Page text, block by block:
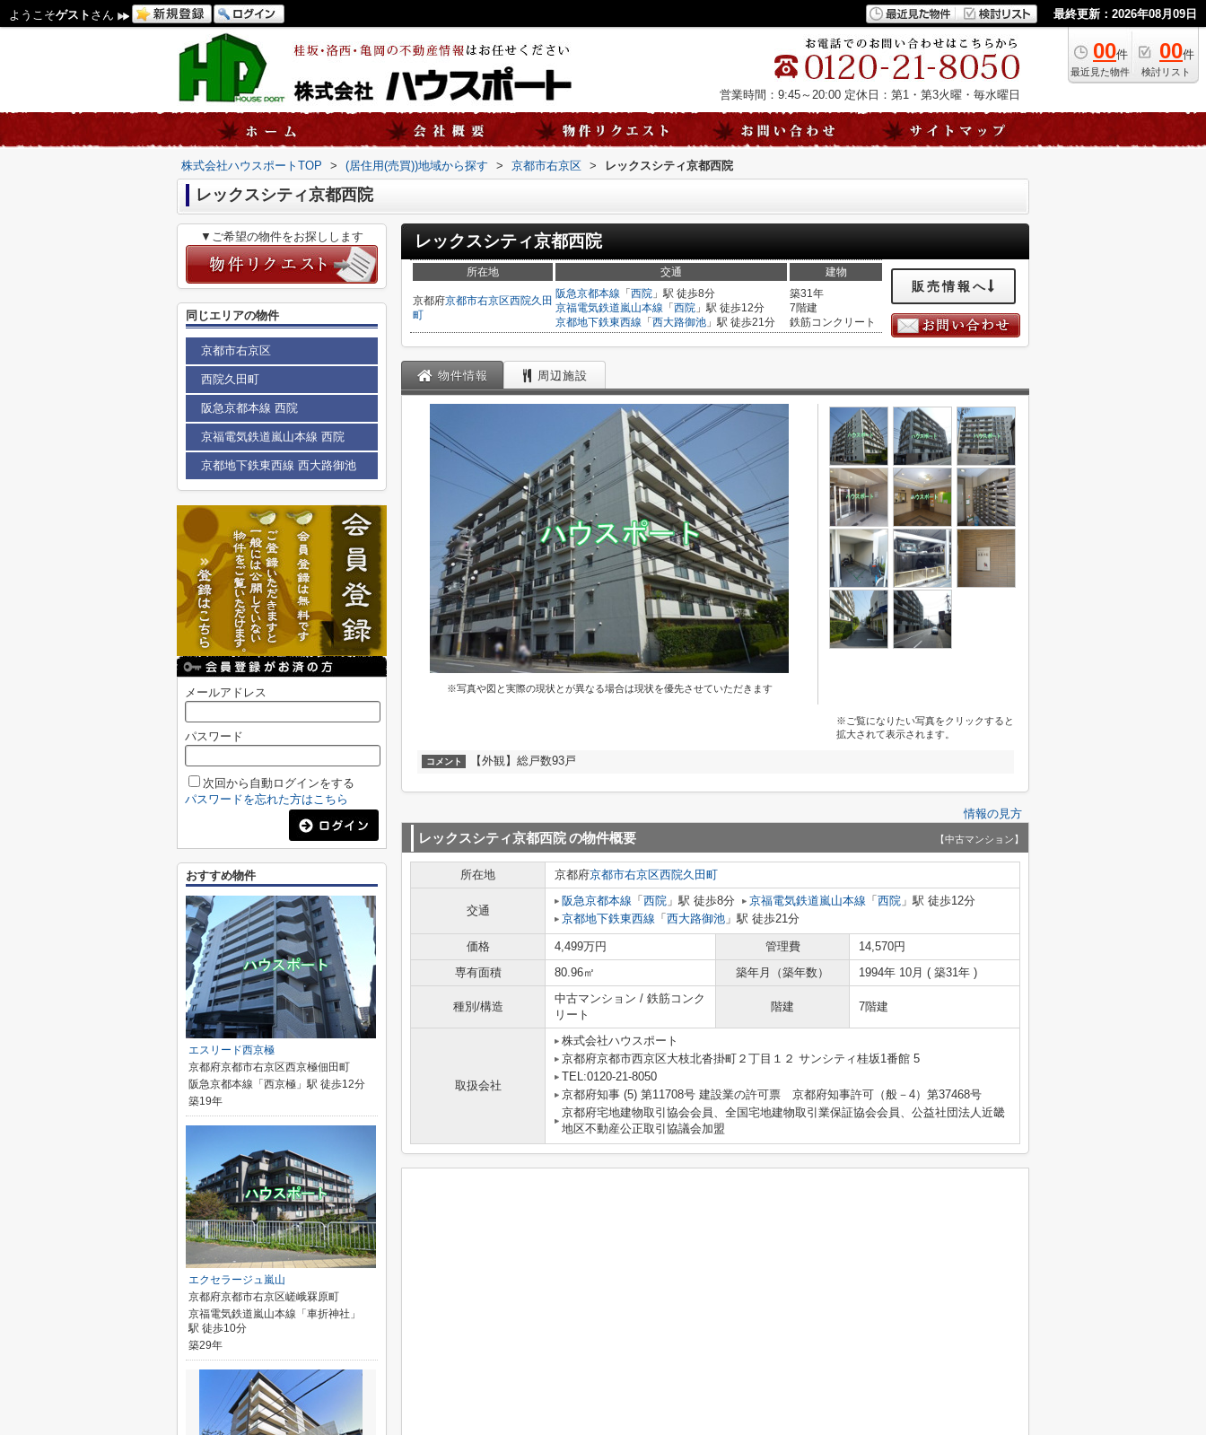
ようこそゲスト さん 最終更新：2026年08月09日
00件
最近見た物件
00件
検討リスト
営業時間：9:45～20:00 定休日：第1・第3火曜・毎水曜日
株式会社ハウスポートTOP > (居住用(売買))地域から探す > 京都市右京区 > レックスシティ京都西院
レックスシティ京都西院
レックスシティ京都西院
所在地 交通 建物
京都府京都市右京区西院久田
町
阪急京都本線 「 西院 」駅 徒歩8分
京福電気鉄道嵐山本線 「 西院 」駅 徒歩12分
京都地下鉄東西線 「 西大路御池 」駅 徒歩21分
築31年
7階建
鉄筋コンクリート
販売情報へ
物件情報 周辺施設
※写真や図と実際の現状とが異なる場合は現状を優先させていただきます
※ご覧になりたい写真をクリックすると
拡大されて表示されます。
コメント 【外観】総戸数93戸
情報の見方
レックスシティ京都西院の物件概要 【中古マンション】
所在地 京都府京都市右京区西院久田町
交通
阪急京都本線 「 西院 」駅 徒歩8分 京福電気鉄道嵐山本線 「 西院 」駅 徒歩12分
京都地下鉄東西線 「 西大路御池 」駅 徒歩21分
価格 4,499万円 管理費
14,570円
専有面積
80.96㎡ 築年月（築年数） 1994年 10月 ( 築31年 )
種別/構造
中古マンション / 鉄筋コンク
リート
階建 7階建
取扱会社
株式会社ハウスポート
京都府京都市西京区大枝北沓掛町２丁目１２ サンシティ桂坂1番館 5
TEL:0120-21-8050
京都府知事 (5) 第11708号 建設業の許可票 京都府知事許可（般－4）第37468号
京都府宅地建物取引協会会員、全国宅地建物取引業保証協会会員、公益社団法人近畿
地区不動産公正取引協議会加盟
▼ご希望の物件をお探しします
同じエリアの物件
京都市右京区
西院久田町
阪急京都本線 西院
京福電気鉄道嵐山本線 西院
京都地下鉄東西線 西大路御池
メールアドレス
パスワード
次回から自動ログインをする
パスワードを忘れた方はこちら
おすすめ物件
エスリード西京極
京都府京都市右京区西京極佃田町
阪急京都本線「西京極」駅 徒歩12分
築19年
エクセラージュ嵐山
京都府京都市右京区嵯峨罧原町
京福電気鉄道嵐山本線「車折神社」
駅 徒歩10分
築29年